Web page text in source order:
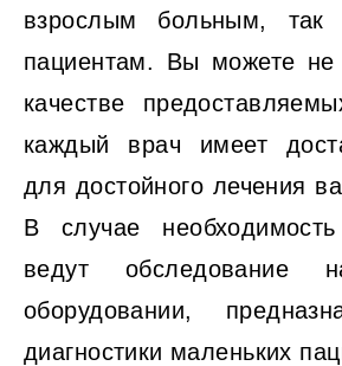
взрослым больным, так
пациентам. Вы можете не
качестве
каждый врач имеет
для достойного лечения
В случае
ведут обследование
оборудовании,
диагностики маленьких